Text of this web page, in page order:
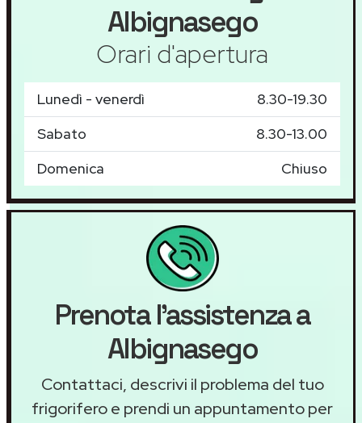
Albignasego
Orari d'apertura
Lunedì - venerdì
8.30-19.30
Sabato
8.30-13.00
Domenica
Chiuso
Prenota l'assistenza a
Albignasego
Contattaci, descrivi il problema del tuo
frigorifero e prendi un appuntamento per